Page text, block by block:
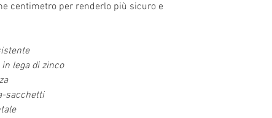
centimetro per renderlo più sicuro e
lega di zinco
sacchetti